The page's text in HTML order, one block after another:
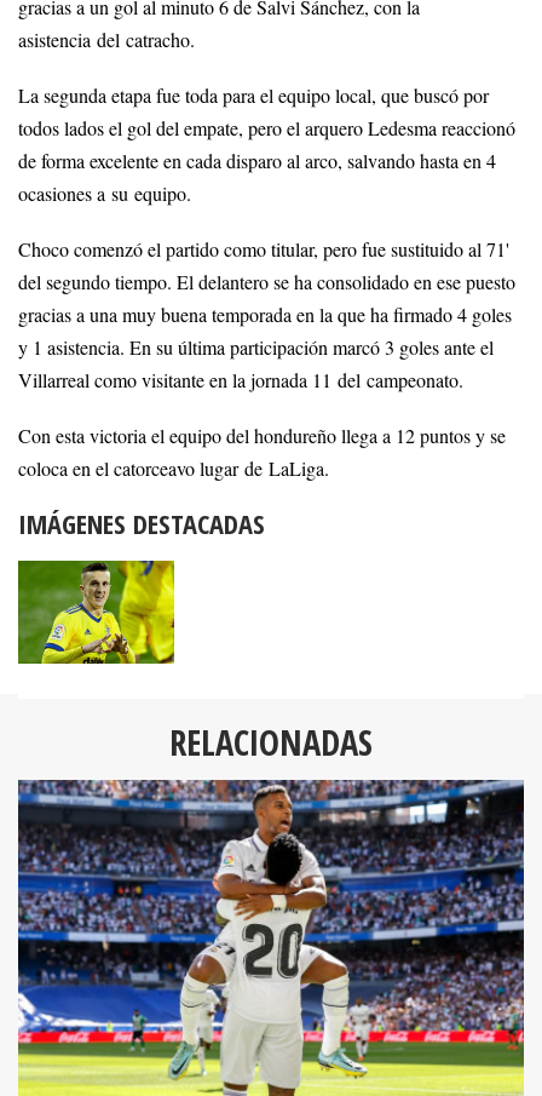
gracias a un gol al minuto 6 de Salvi Sánchez, con la
asistencia del catracho.
La segunda etapa fue toda para el equipo local, que buscó por
todos lados el gol del empate, pero el arquero Ledesma reaccionó
de forma excelente en cada disparo al arco, salvando hasta en 4
ocasiones a su equipo.
Choco comenzó el partido como titular, pero fue sustituido al 71'
del segundo tiempo. El delantero se ha consolidado en ese puesto
gracias a una muy buena temporada en la que ha firmado 4 goles
y 1 asistencia. En su última participación marcó 3 goles ante el
Villarreal como visitante en la jornada 11 del campeonato.
Con esta victoria el equipo del hondureño llega a 12 puntos y se
coloca en el catorceavo lugar de LaLiga.
IMÁGENES DESTACADAS
RELACIONADAS